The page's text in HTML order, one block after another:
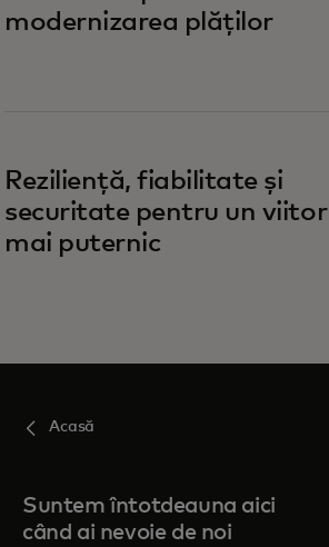
modernizarea plăților
Reziliență, fiabilitate și
securitate pentru un viitor
mai puternic
Acasă
Suntem întotdeauna aici
când ai nevoie de noi